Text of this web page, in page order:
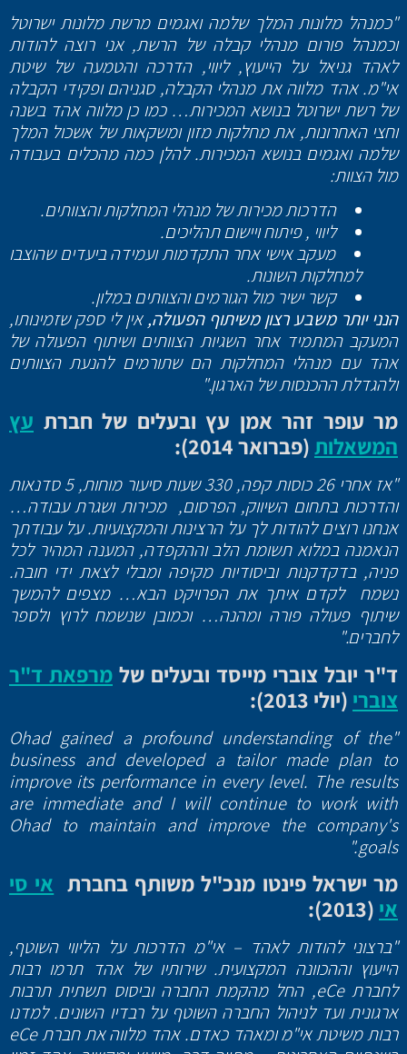
"כמנהל מלונות המלך שלמה ואגמים מרשת מלונות ישרוטל
וכמנהל פורום מנהלי קבלה של הרשת, אני רוצה להודות
לאהד גניאל על הייעוץ, ליווי, הדרכה והטמעה של שיטת
אי"מ. אהד מלווה את מנהלי הקבלה, סגניהם ופקידי הקבלה
של רשת ישרוטל בנושא המכירות… כמו כן מלווה אהד בשנה
וחצי האחרונות, את מחלקות מזון ומשקאות של אשכול המלך
שלמה ואגמים בנושא המכירות. להלן כמה מהכלים בעבודה
מול הצוות:
הדרכות מכירות של מנהלי המחלקות והצוותים.
ליווי , פיתוח ויישום תהליכים.
מעקב אישי אחר התקדמות ועמידה ביעדים שהוצבו
למחלקות השונות.
קשר ישיר מול הגורמים והצוותים במלון.
הנני יותר משבע רצון משיתוף הפעולה,אין לי ספק שזמינותו,
המעקב המתמיד אחר השגיות הצוותים ושיתוף הפעולה של
אהד עם מנהלי המחלקות הם שתורמים להנעת הצוותים
ולהגדלת ההכנסות של הארגון."
מר עופר זהר אמן עץ ובעלים של חברת עץ
המשאלות(פברואר 2014):
"אז אחרי 26 כוסות קפה, 330 שעות סיעור מוחות, 5 סדנאות
והדרכות בתחום השיווק, הפרסום, מכירות ושגרת עבודה…
אנחנו רוצים להודות לך על הרצינות והמקצועיות. על עבודתך
הנאמנה במלוא תשומת הלב וההקפדה, המענה המהיר לכל
פניה, בדקדקנות וביסודיות מקיפה ומבלי לצאת ידי חובה.
נשמח לקדם איתך את הפרויקט הבא… מצפים להמשך
שיתוף פעולה פורה ומהנה… וכמובן שנשמח לרוץ ולספר
לחברים."
ד"ר יובל צוברי מייסד ובעלים של מרפאת ד"ר
צוברי (יולי 2013):
"Ohad gained a profound understanding of the
business and developed a tailor made plan to
improve its performance in every level. The results
are immediate and I will continue to work with
Ohad to maintain and improve the company's
goals."
מר ישראל פינטו מנכ"ל משותף בחברת אי סי
אי (2013):
"ברצוני להודות לאהד – אי"מ הדרכות על הליווי השוטף,
הייעוץ וההכוונה המקצועית. שירותיו של אהד תרמו רבות
לחברת eCe, החל מהקמת החברה וביסוס תשתית תרבות
ארגונית ועד לניהול החברה השוטף על רבדיו השונים. למדנו
רבות משיטת אי"מ ומאהד כאדם. אהד מלווה את חברת eCe